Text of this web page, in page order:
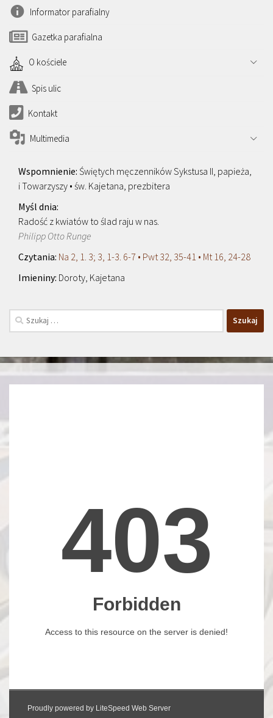
Informator parafialny
Gazetka parafialna
O kościele
Spis ulic
Kontakt
Multimedia
Świętych męczenników Sykstusa II, papieża,
i Towarzyszy • św. Kajetana, prezbitera
Radość z kwiatów to ślad raju w nas.
Philipp Otto Runge
Na 2, 1. 3; 3, 1-3. 6-7 • Pwt 32, 35-41 • Mt 16, 24-28
Doroty, Kajetana
Szukaj: